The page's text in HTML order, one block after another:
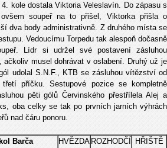
kole dostala Viktoria Veleslavín. Do zápasu s
soupeř na to přišel, Viktorka přišla o
dva body administrativně. Z druhého místa se
Vedoucímu Torpedu tak alespoň dočasně
Lídr si udržel své postavení zásluhou
ačkoliv musel dohrávat v oslabení. Druhý už je
udolal S.N.F., KTB se zásluhou vítězství od
příčku. Sestupové pozice se kompletně
pěti gólů Červinského přestřílela Alej a
oba celky se tak po prvních jarních výhrách
nad čáru ponoru.
Barča
HVĚZDA ROZHODČÍ HŘIŠTĚ